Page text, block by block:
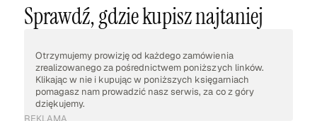
Sprawdź, gdzie kupisz najtaniej
Otrzymujemy prowizję od każdego zamówienia
zrealizowanego za pośrednictwem poniższych linków.
Klikając w nie i kupując w poniższych księgarniach
pomagasz nam prowadzić nasz serwis, za co z góry
dziękujemy.
REKLAMA